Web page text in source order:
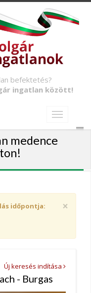
befektetés?
ingatlan között!
medence
×
időpontja:
Új keresés indítása
- Burgas